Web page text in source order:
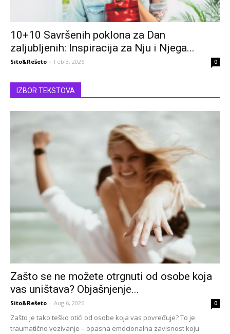
10+10 Savršenih poklona za Dan
zaljubljenih: Inspiracija za Nju i Njega...
Sito&Rešeto - Feb 3, 2026 0
IZBOR TEKSTOVA
Zašto se ne možete otrgnuti od osobe koja
vas uništava? Objašnjenje...
Sito&Rešeto - Aug 6, 2026 0
Zašto je tako teško otići od osobe koja vas povređuje? To je
traumatično vezivanje – opasna emocionalna zavisnost koju